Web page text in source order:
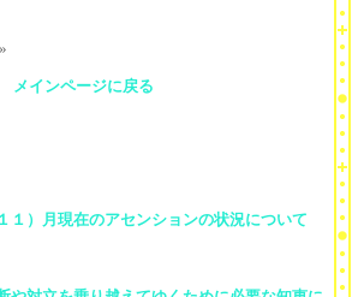
»
メインページに戻る
１）月現在のアセンションの状況について